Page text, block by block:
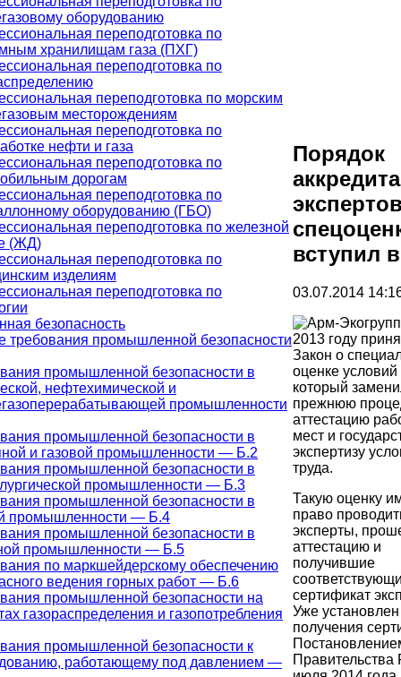
оборудованию
переподготовка по
хранилищам газа (ПХГ)
переподготовка по
переподготовка по морским
месторождениям
переподготовка по
нефти и газа
переподготовка по
дорогам
переподготовка по
оборудованию (ГБО)
переподготовка по железной
(ЖД)
переподготовка по
изделиям
переподготовка по
безопасность
требования промышленной безопасности
промышленной безопасности в
нефтехимической и
промышленности
промышленной безопасности в
и газовой промышленности — Б.2
промышленной безопасности в
промышленности — Б.3
промышленной безопасности в
промышленности — Б.4
промышленной безопасности в
промышленности — Б.5
по маркшейдерскому обеспечению
ведения горных работ — Б.6
промышленной безопасности на
газораспределения и газопотребления
промышленной безопасности к
работающему под давлением —
Порядок
вступил
03.07.2014
2013 году
Закон о
оценке условий
который
прежнюю
аттестацию
мест и
экспертизу
труда.
Такую оценку
право
эксперты,
аттестацию и
получившие
сертификат
Уже
получения
Правительства